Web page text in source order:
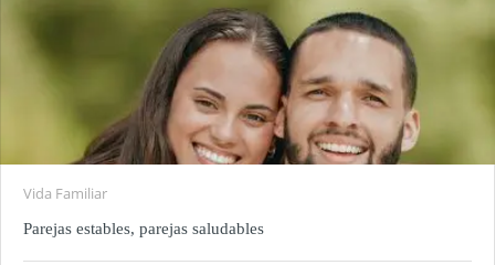
Vida Familiar
Parejas estables, parejas saludables